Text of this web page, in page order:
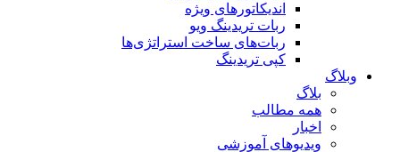
اندیکاتورهای ویژه
ربات تریدینگ ویو
ربات‌های ساخت استراتژی‌ها
کپی تریدینگ
وبلاگ
بلاگ
همه مطالب
اخبار
ویدیوهای آموزشی